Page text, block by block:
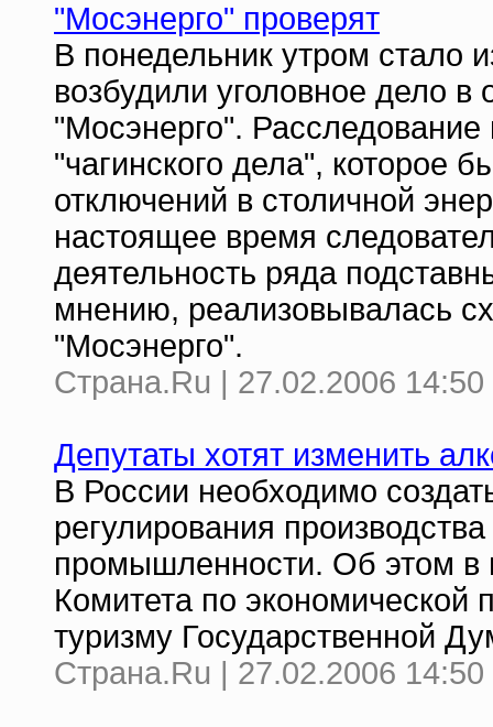
"Мосэнерго" проверят
В понедельник утром стало
возбудили уголовное дело
"Мосэнерго". Расследование
"чагинского дела", которое
отключений в столичной
настоящее время
деятельность ряда
мнению, реализовывалась
"Мосэнерго".
Страна.Ru | 27.02.2006 14:50
Депутаты хотят изменить
В России необходимо
регулирования
промышленности. Об этом в
Комитета по экономической
туризму Государственной
Страна.Ru | 27.02.2006 14:50